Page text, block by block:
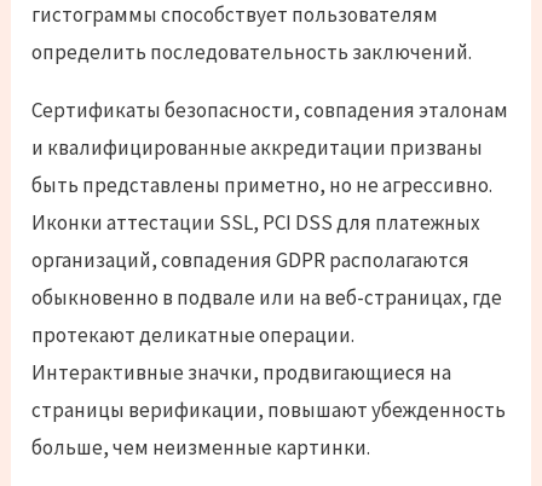
гистограммы способствует пользователям
определить последовательность заключений.
Сертификаты безопасности, совпадения эталонам
и квалифицированные аккредитации призваны
быть представлены приметно, но не агрессивно.
Иконки аттестации SSL, PCI DSS для платежных
организаций, совпадения GDPR располагаются
обыкновенно в подвале или на веб-страницах, где
протекают деликатные операции.
Интерактивные значки, продвигающиеся на
страницы верификации, повышают убежденность
больше, чем неизменные картинки.